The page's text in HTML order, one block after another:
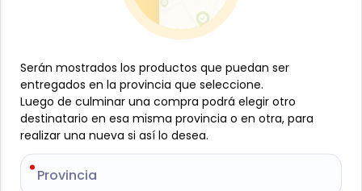
Garbanzo, 500 g, Campo Lindo
B-JAM-001-1600
$1
Especificaciones
- +
Serán mostrados los productos que puedan ser
entregados en la provincia que seleccione.
Luego de culminar una compra podrá elegir otro
destinatario en esa misma provincia o en otra, para
realizar una nueva si así lo desea.
Provincia
Serán mostrados los productos que puedan ser
entregados en la provincia que seleccione.
Luego de culminar una compra podrá elegir otro
destinatario en esa misma provincia o en otra, para
realizar una nueva si así lo desea.
Provincia